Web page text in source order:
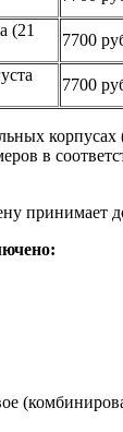
(21
7700
7700
корпусах
в
принимает